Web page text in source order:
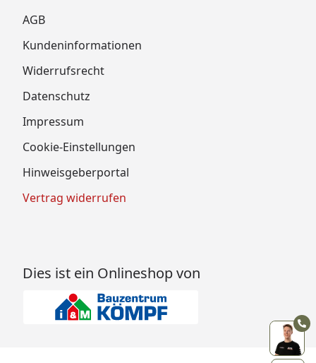
AGB
Kundeninformationen
Widerrufsrecht
Datenschutz
Impressum
Cookie-Einstellungen
Hinweisgeberportal
Vertrag widerrufen
Dies ist ein Onlineshop von